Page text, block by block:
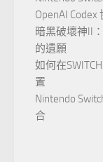
OpenAI Codex
暗黑破壞神II
的遺願
如何在
置
Nintendo
合